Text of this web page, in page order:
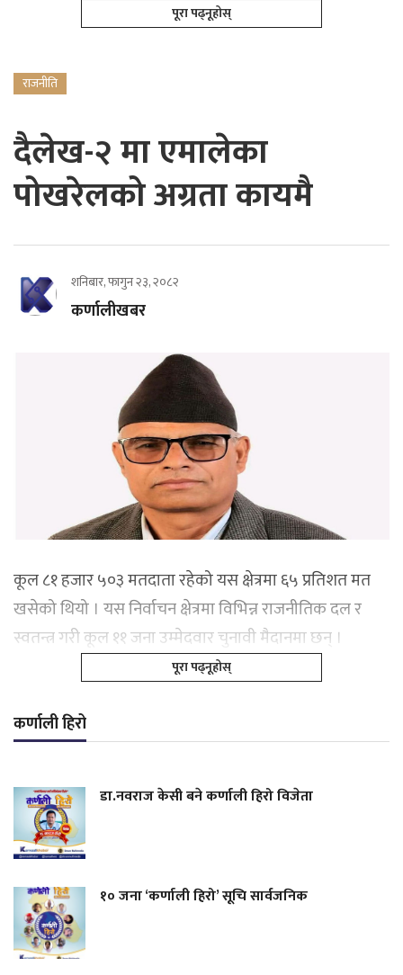
पूरा पढ्नूहोस्
राजनीति
दैलेख-२ मा एमालेका
पोखरेलको अग्रता कायमै
शनिबार, फागुन २३, २०८२
कर्णालीखबर
कूल ८१ हजार ५०३ मतदाता रहेको यस क्षेत्रमा ६५ प्रतिशत मत
खसेको थियो । यस निर्वाचन क्षेत्रमा विभिन्न राजनीतिक दल र
स्वतन्त्र गरी कूल ११ जना उम्मेदवार चुनावी मैदानमा छन् ।
पूरा पढ्नूहोस्
कर्णाली हिरो
डा.नवराज केसी बने कर्णाली हिरो विजेता
१० जना ‘कर्णाली हिरो’ सूचि सार्वजनिक